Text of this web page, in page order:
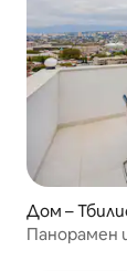
Дом –
Панорамен